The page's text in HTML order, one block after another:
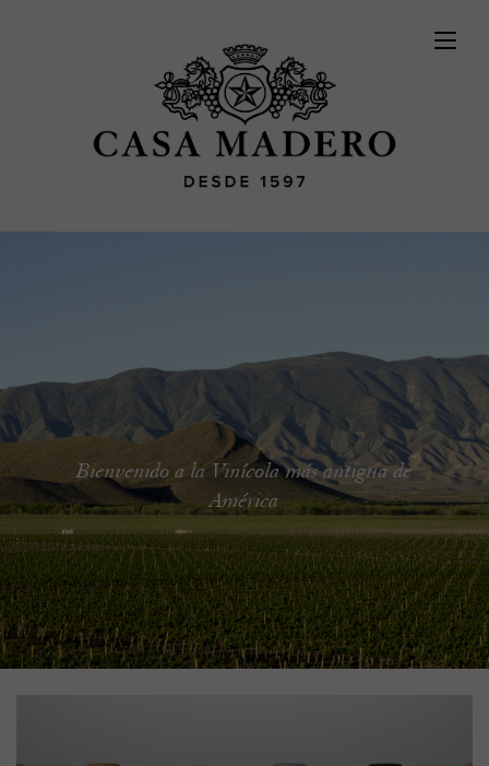
Bienvenido a la Vinícola másantigua de
América